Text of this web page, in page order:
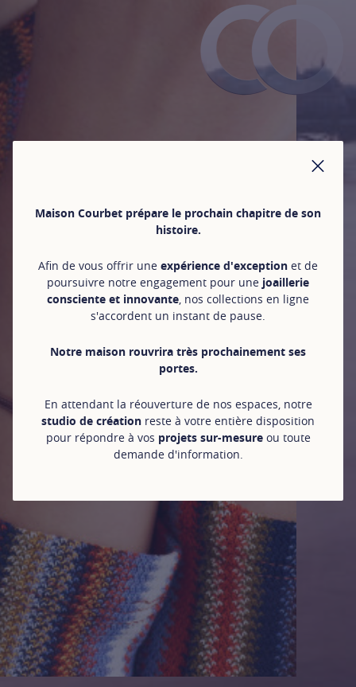
Maison Courbet prépare le prochain chapitre de son
histoire.
Afin de vous offrir une expérience d'exception et de
poursuivre notre engagement pour une joaillerie
consciente et innovante , nos collections en ligne
s'accordent un instant de pause.
Notre maison rouvrira très prochainement ses
portes.
En attendant la réouverture de nos espaces, notre
studio de création reste à votre entière disposition
pour répondre à vos projets sur-mesureou toute
demande d'information.